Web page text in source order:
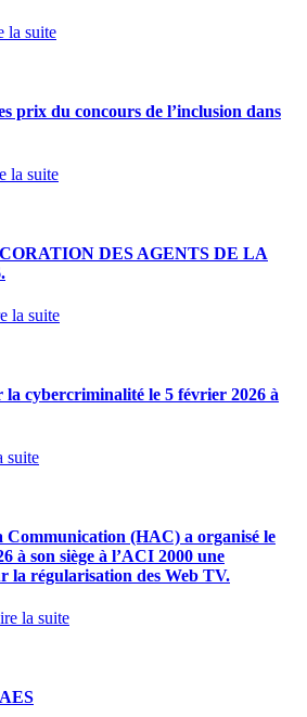
la suite
prix du concours de l’inclusion dans
la suite
DES AGENTS DE LA
la suite
la cybercriminalité le 5 février 2026 à
suite
(HAC) a organisé le
à son siège à l’ACI 2000 une
la régularisation des Web TV.
la suite